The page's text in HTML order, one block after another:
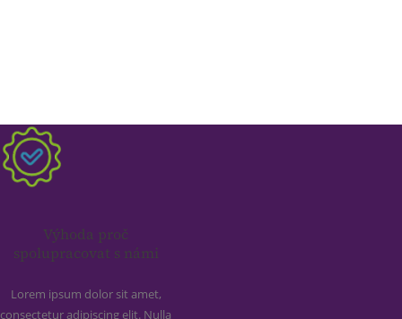
Výhoda proč
spolupracovat s námi
Lorem ipsum dolor sit amet,
consectetur adipiscing elit. Nulla